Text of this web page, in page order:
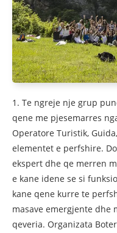
1. Te ngreje nje grup
qene me pjesemarres
Operatore Turistik,
elementet e perfshire.
ekspert dhe qe merren
e kane idene se si
kane qene kurre te
masave emergjente dhe
qeveria. Organizata